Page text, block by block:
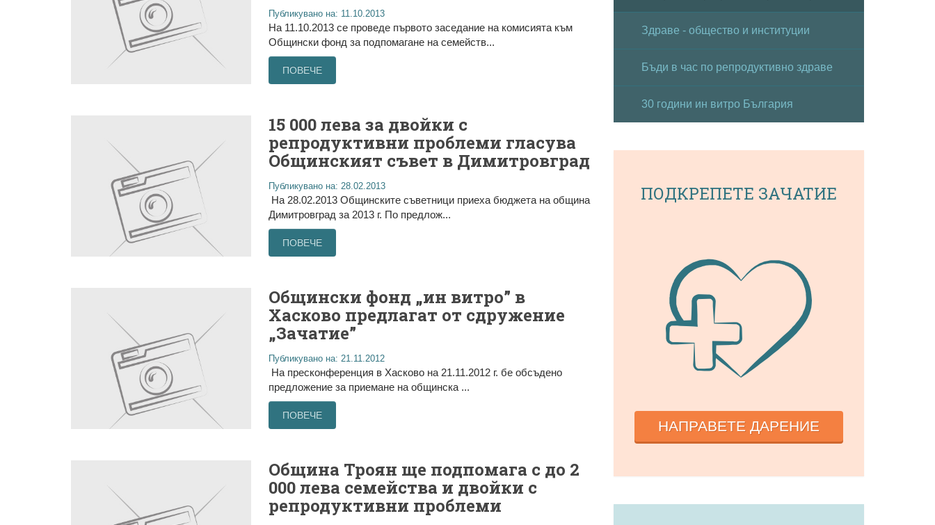
Публикувано на: 11.10.2013
На 11.10.2013 се проведе първото заседание на комисията към
Общински фонд за подпомагане на семейств...
ПОВЕЧЕ
15 000 лева за двойки с
репродуктивни проблеми гласува
Общинският съвет в Димитровград
Публикувано на: 28.02.2013
На 28.02.2013 Общинските съветници приеха бюджета на община
Димитровград за 2013 г. По предлож...
ПОВЕЧЕ
Общински фонд „ин витро” в
Хасково предлагат от сдружение
„Зачатие”
Публикувано на: 21.11.2012
На пресконференция в Хасково на 21.11.2012 г. бе обсъдено
предложение за приемане на общинска ...
ПОВЕЧЕ
Община Троян ще подпомага с до 2
000 лева семейства и двойки с
репродуктивни проблеми
Здраве - общество и институции
Бъди в час по репродуктивно здраве
30 години ин витро България
ПОДКРЕПЕТЕ ЗАЧАТИЕ
НАПРАВЕТЕ ДАРЕНИЕ